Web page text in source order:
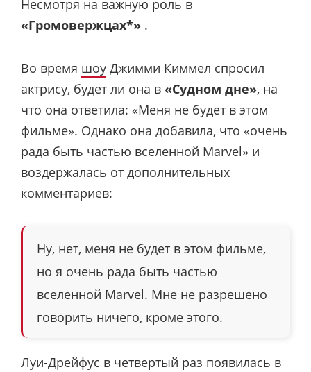
Несмотря на важную роль в
«Громовержцах*» .
Во время шоу Джимми Киммел спросил
актрису, будет ли она в «Судном дне», на
что она ответила: «Меня не будет в этом
фильме». Однако она добавила, что «очень
рада быть частью вселенной Marvel» и
воздержалась от дополнительных
комментариев:
Ну, нет, меня не будет в этом фильме,
но я очень рада быть частью
вселенной Marvel. Мне не разрешено
говорить ничего, кроме этого.
Луи-Дрейфус в четвертый раз появилась в